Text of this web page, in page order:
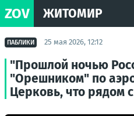
ZOV ЖИТОМИР
ПАБЛИКИ 25 мая 2026, 12:12
"Прошлой ночью
"Орешником" по
Церковь, что рядом